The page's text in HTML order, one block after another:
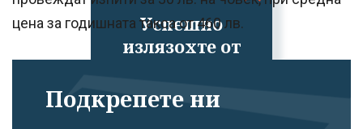
Успешно
излязохте от
цена за годишната такса от 460 лв.
Подкрепете ни